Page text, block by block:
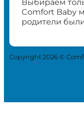
Comfort Baby
родители
Copyright 2026 ©